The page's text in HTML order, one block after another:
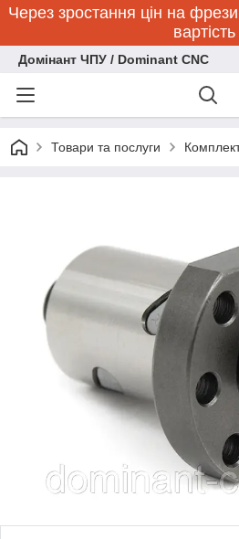
Через зростання цін на
вартість
Домінант ЧПУ / Dominant CNC
Товари та послуги